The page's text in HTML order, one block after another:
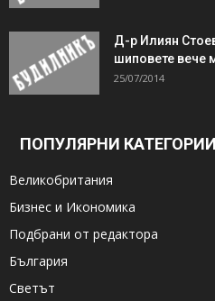
Д-р Илиян
шиповете вече
25/07/2014
ПОПУЛЯРНИ КАТЕГОРИИ
Великобритания
Бизнес и Икономика
Подбрани от редактора
България
Светът